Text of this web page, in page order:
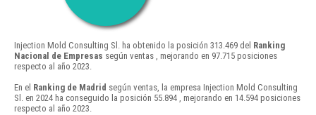
Injection Mold Consulting Sl. ha obtenido la posición 313.469 del Ranking
Nacional de Empresas según ventas , mejorando en 97.715 posiciones
respecto al año 2023.
En el Ranking de Madrid según ventas, la empresa Injection Mold Consulting
Sl. en 2024 ha conseguido la posición 55.894 , mejorando en 14.594 posiciones
respecto al año 2023.